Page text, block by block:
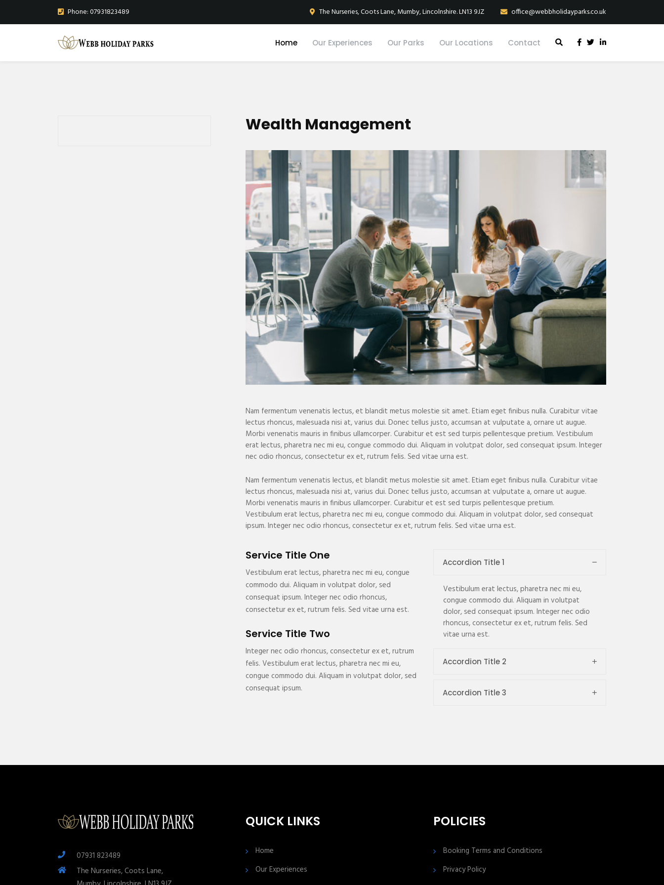
Phone: 07931823489 The Nurseries, Coots Lane, Mumby, Lincolnshire. LN13 9JZ office@webbholidayparks.co.uk
Home Our Experiences Our Parks Our Locations Contact
Wealth Management
Nam fermentum venenatis lectus, et blandit metus molestie sit amet. Etiam eget finibus nulla. Curabitur vitae
lectus rhoncus, malesuada nisi at, varius dui. Donec tellus justo, accumsan at vulputate a, ornare ut augue.
Morbi venenatis mauris in finibus ullamcorper. Curabitur et est sed turpis pellentesque pretium. Vestibulum
erat lectus, pharetra nec mi eu, congue commodo dui. Aliquam in volutpat dolor, sed consequat ipsum. Integer
nec odio rhoncus, consectetur ex et, rutrum felis. Sed vitae urna est.
Nam fermentum venenatis lectus, et blandit metus molestie sit amet. Etiam eget finibus nulla. Curabitur vitae
lectus rhoncus, malesuada nisi at, varius dui. Donec tellus justo, accumsan at vulputate a, ornare ut augue.
Morbi venenatis mauris in finibus ullamcorper. Curabitur et est sed turpis pellentesque pretium.
Vestibulum erat lectus, pharetra nec mi eu, congue commodo dui. Aliquam in volutpat dolor, sed consequat
ipsum. Integer nec odio rhoncus, consectetur ex et, rutrum felis. Sed vitae urna est.
Service Title One
Vestibulum erat lectus, pharetra nec mi eu, congue
commodo dui. Aliquam in volutpat dolor, sed
consequat ipsum. Integer nec odio rhoncus,
consectetur ex et, rutrum felis. Sed vitae urna est.
Service Title Two
Integer nec odio rhoncus, consectetur ex et, rutrum
felis. Vestibulum erat lectus, pharetra nec mi eu,
congue commodo dui. Aliquam in volutpat dolor, sed
consequat ipsum.
Accordion Title 1
Vestibulum erat lectus, pharetra nec mi eu,
congue commodo dui. Aliquam in volutpat
dolor, sed consequat ipsum. Integer nec odio
rhoncus, consectetur ex et, rutrum felis. Sed
vitae urna est.
Accordion Title 2
Accordion Title 3
07931 823489
The Nurseries, Coots Lane,
QUICK LINKS
Home
Our Experiences
POLICIES
Booking Terms and Conditions
Privacy Policy